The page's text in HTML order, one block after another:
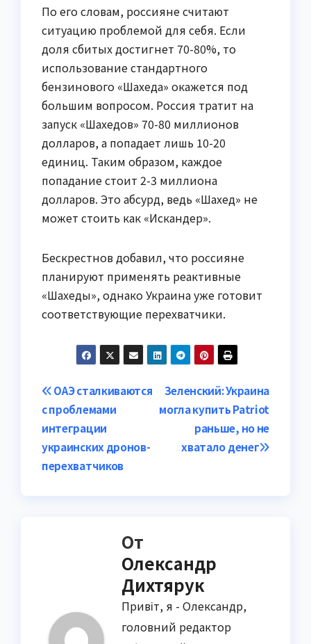
По его словам, россияне считают
ситуацию проблемой для себя. Если
доля сбитых достигнет 70-80%, то
использование стандартного
бензинового «Шахеда» окажется под
большим вопросом. Россия тратит на
запуск «Шахедов» 70-80 миллионов
долларов, а попадает лишь 10-20
единиц. Таким образом, каждое
попадание стоит 2-3 миллиона
долларов. Это абсурд, ведь «Шахед» не
может стоить как «Искандер».
Бескрестнов добавил, что россияне
планируют применять реактивные
«Шахеды», однако Украина уже готовит
соответствующие перехватчики.
Навигация
по
записям
Зеленский: Украина
могла купить Patriot
раньше, но не
хватало денег
ОАЭ сталкиваются
с проблемами
интеграции
украинских дронов-
перехватчиков
От
Олександр
Дихтярук
Привіт, я - Олександр,
головний редактор